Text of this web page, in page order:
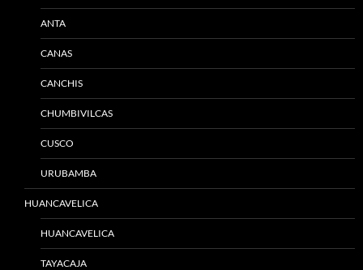
ANTA
CANAS
CANCHIS
CHUMBIVILCAS
CUSCO
URUBAMBA
HUANCAVELICA
HUANCAVELICA
TAYACAJA